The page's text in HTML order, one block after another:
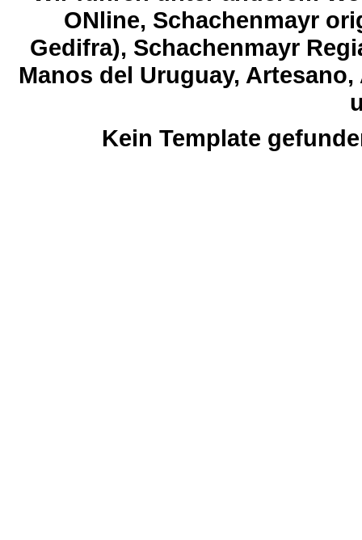
ONline, Schachenmayr
Gedifra), Schachenmayr
Manos del Uruguay,
Kein Template